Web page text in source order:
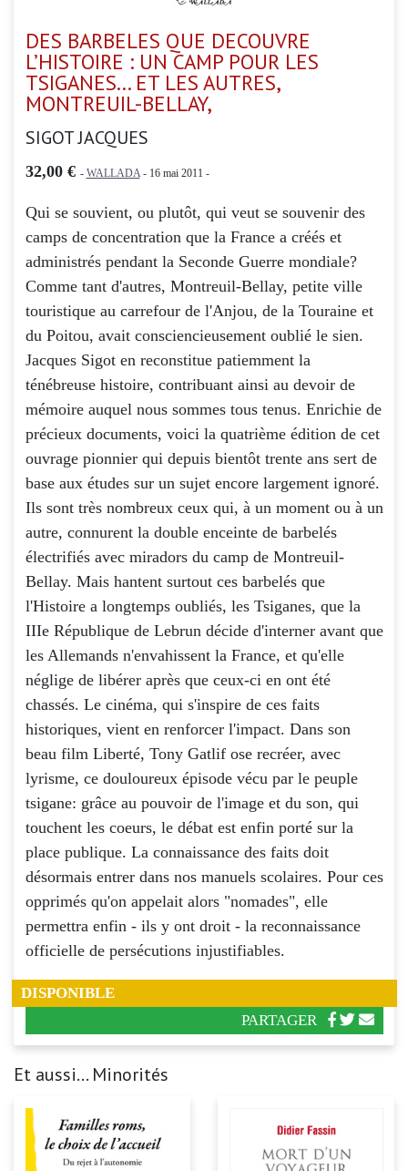
DES BARBELES QUE DECOUVRE
L’HISTOIRE : UN CAMP POUR LES
TSIGANES... ET LES AUTRES,
MONTREUIL-BELLAY,
SIGOT JACQUES
32,00 € - WALLADA- 16 mai 2011 -
Qui se souvient, ou plutôt, qui veut se souvenir des
camps de concentration que la France a créés et
administrés pendant la Seconde Guerre mondiale?
Comme tant d'autres, Montreuil-Bellay, petite ville
touristique au carrefour de l'Anjou, de la Touraine et
du Poitou, avait consciencieusement oublié le sien.
Jacques Sigot en reconstitue patiemment la
ténébreuse histoire, contribuant ainsi au devoir de
mémoire auquel nous sommes tous tenus. Enrichie de
précieux documents, voici la quatrième édition de cet
ouvrage pionnier qui depuis bientôt trente ans sert de
base aux études sur un sujet encore largement ignoré.
Ils sont très nombreux ceux qui, à un moment ou à un
autre, connurent la double enceinte de barbelés
électrifiés avec miradors du camp de Montreuil-
Bellay. Mais hantent surtout ces barbelés que
l'Histoire a longtemps oubliés, les Tsiganes, que la
IIIe République de Lebrun décide d'interner avant que
les Allemands n'envahissent la France, et qu'elle
néglige de libérer après que ceux-ci en ont été
chassés. Le cinéma, qui s'inspire de ces faits
historiques, vient en renforcer l'impact. Dans son
beau film Liberté, Tony Gatlif ose recréer, avec
lyrisme, ce douloureux épisode vécu par le peuple
tsigane: grâce au pouvoir de l'image et du son, qui
touchent les coeurs, le débat est enfin porté sur la
place publique. La connaissance des faits doit
désormais entrer dans nos manuels scolaires. Pour ces
opprimés qu'on appelait alors "nomades", elle
permettra enfin - ils y ont droit - la reconnaissance
officielle de persécutions injustifiables.
DISPONIBLE
PARTAGER
Et aussi... Minorités